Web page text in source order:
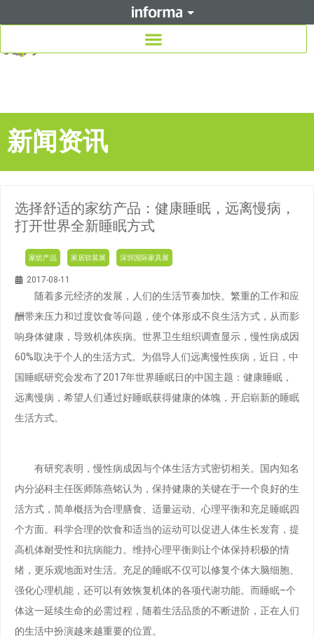
新闻资讯
选择舒适的家纺产品：健康睡眠，远离慢病，
打开世界全新睡眠方式
家纺产品 家居软装展 深圳国际家具展
2017-08-11
随着多元经济的发展，人们的生活节奏加快。繁重的工作和应
酬带来压力和过度饮食等问题，使个体形成不良生活方式，从而影
响身体健康，导致机体疾病。世界卫生组织调查显示，慢性病成因
60%取决于个人的生活方式。为倡导人们远离慢性疾病，近日，中
国睡眠研究会发布了2017年世界睡眠日的中国主题：健康睡眠，
远离慢病，希望人们通过好睡眠获得健康的体魄，开启崭新的睡眠
生活方式。
有研究表明，慢性病成因与个体生活方式密切相关。国内知名
内分泌科主任医师陈燕铭认为，保持健康的关键在于一个良好的生
活方式，简单概括为合理膳食、适量运动、心理平衡和充足睡眠四
个方面。科学合理的饮食和适当的运动可以促进人体生长发育，提
高机体耐受性和抗病能力。维持心理平衡则让个体保持积极的情
绪，更乐观地面对生活。充足的睡眠不仅可以修复个体大脑细胞、
强化心理机能，还可以有效恢复机体的各项代谢功能。而睡眠–个
体这一延续生命的必需过程，随着生活品质的不断进阶，正在人们
的生活中扮演越来越重要的位置。